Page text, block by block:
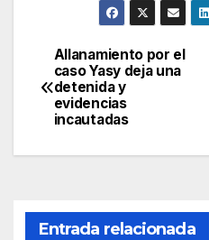
Navegación
de
Allanamiento por el
caso Yasy deja una
detenida y
evidencias
incautadas
Entrada relacionada